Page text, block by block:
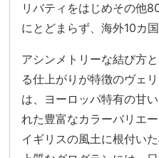
リバティをはじめその他
にとどまらず、海外10カ
アシンメトリーな結び方
る仕上がりが特徴のヴェ
は、ヨーロッパ特有の甘
れた豊富なカラーバリエー
イギリスの風土に根付い